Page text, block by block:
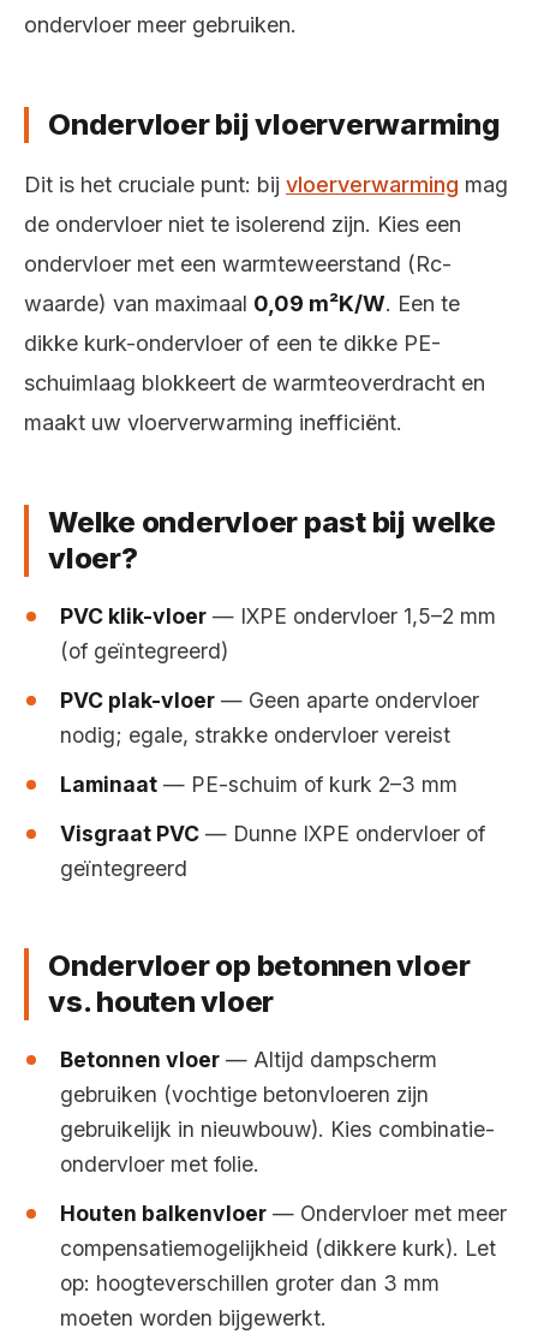
ondervloer meer gebruiken.
Ondervloer bij vloerverwarming
Dit is het cruciale punt: bij vloerverwarming mag
de ondervloer niet te isolerend zijn. Kies een
ondervloer met een warmteweerstand (Rc-
waarde) van maximaal 0,09 m²K/W. Een te
dikke kurk-ondervloer of een te dikke PE-
schuimlaag blokkeert de warmteoverdracht en
maakt uw vloerverwarming inefficiënt.
Welke ondervloer past bij welke
vloer?
PVC klik-vloer — IXPE ondervloer 1,5–2 mm
(of geïntegreerd)
PVC plak-vloer — Geen aparte ondervloer
nodig; egale, strakke ondervloer vereist
Laminaat — PE-schuim of kurk 2–3 mm
Visgraat PVC — Dunne IXPE ondervloer of
geïntegreerd
Ondervloer op betonnen vloer
vs. houten vloer
Betonnen vloer — Altijd dampscherm
gebruiken (vochtige betonvloeren zijn
gebruikelijk in nieuwbouw). Kies combinatie-
ondervloer met folie.
Houten balkenvloer — Ondervloer met meer
compensatiemogelijkheid (dikkere kurk). Let
op: hoogteverschillen groter dan 3 mm
moeten worden bijgewerkt.